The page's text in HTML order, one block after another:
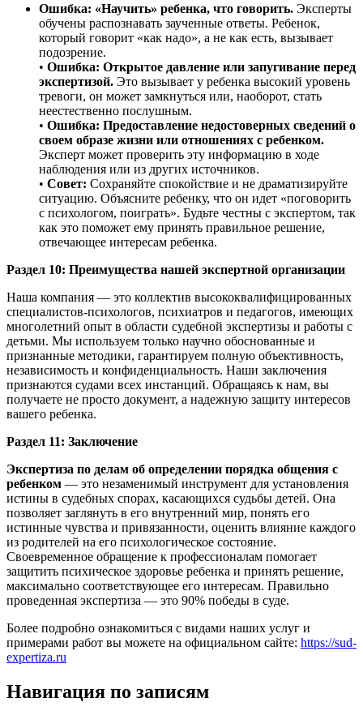
Ошибка: «Научить» ребенка, что говорить. Эксперты
обучены распознавать заученные ответы. Ребенок,
который говорит «как надо», а не как есть, вызывает
подозрение.
• Ошибка: Открытое давление или запугивание перед
экспертизой. Это вызывает у ребенка высокий уровень
тревоги, он может замкнуться или, наоборот, стать
неестественно послушным.
• Ошибка: Предоставление недостоверных сведений о
своем образе жизни или отношениях с ребенком.
Эксперт может проверить эту информацию в ходе
наблюдения или из других источников.
• Совет: Сохраняйте спокойствие и не драматизируйте
ситуацию. Объясните ребенку, что он идет «поговорить
с психологом, поиграть». Будьте честны с экспертом, так
как это поможет ему принять правильное решение,
отвечающее интересам ребенка.
Раздел 10: Преимущества нашей экспертной организации
Наша компания — это коллектив высококвалифицированных
специалистов-психологов, психиатров и педагогов, имеющих
многолетний опыт в области судебной экспертизы и работы с
детьми. Мы используем только научно обоснованные и
признанные методики, гарантируем полную объективность,
независимость и конфиденциальность. Наши заключения
признаются судами всех инстанций. Обращаясь к нам, вы
получаете не просто документ, а надежную защиту интересов
вашего ребенка.
Раздел 11: Заключение
Экспертиза по делам об определении порядка общения с
ребенком — это незаменимый инструмент для установления
истины в судебных спорах, касающихся судьбы детей. Она
позволяет заглянуть в его внутренний мир, понять его
истинные чувства и привязанности, оценить влияние каждого
из родителей на его психологическое состояние.
Своевременное обращение к профессионалам помогает
защитить психическое здоровье ребенка и принять решение,
максимально соответствующее его интересам. Правильно
проведенная экспертиза — это 90% победы в суде.
Более подробно ознакомиться с видами наших услуг и
примерами работ вы можете на официальном сайте: https://sud-
expertiza.ru
Навигация по записям